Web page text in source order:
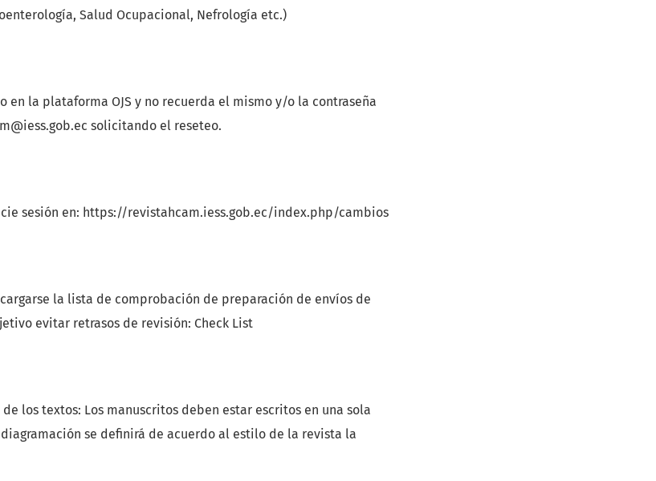
Salud Ocupacional, Nefrología etc.)
en la plataforma OJS y no recuerda el mismo y/o la contraseña
solicitando el reseteo.
sesión en: https://revistahcam.iess.gob.ec/index.php/cambios
la lista de comprobación de preparación de envíos de
evitar retrasos de revisión: Check List
los textos: Los manuscritos deben estar escritos en una sola
se definirá de acuerdo al estilo de la revista la